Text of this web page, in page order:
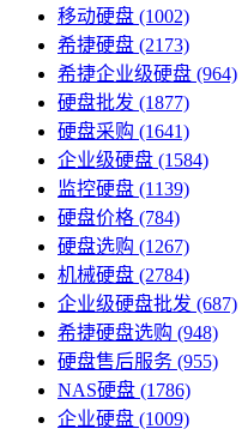
移动硬盘 (1002)
希捷硬盘 (2173)
希捷企业级硬盘 (964)
硬盘批发 (1877)
硬盘采购 (1641)
企业级硬盘 (1584)
监控硬盘 (1139)
硬盘价格 (784)
硬盘选购 (1267)
机械硬盘 (2784)
企业级硬盘批发 (687)
希捷硬盘选购 (948)
硬盘售后服务 (955)
NAS硬盘 (1786)
企业硬盘 (1009)